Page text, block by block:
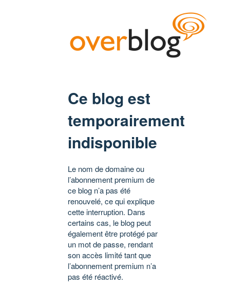
Ce blog est
temporairement
indisponible
Le nom de domaine ou
l’abonnement premium de
ce blog n’a pas été
renouvelé, ce qui explique
cette interruption. Dans
certains cas, le blog peut
également être protégé par
un mot de passe, rendant
son accès limité tant que
l’abonnement premium n’a
pas été réactivé.